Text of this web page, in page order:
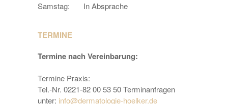
Samstag:
In Absprache
TERMINE
Termine nach Vereinbarung:
Termine Praxis:
Tel.-Nr. 0221-82 00 53 50 Terminanfragen
unter: info@dermatologie-hoelker.de